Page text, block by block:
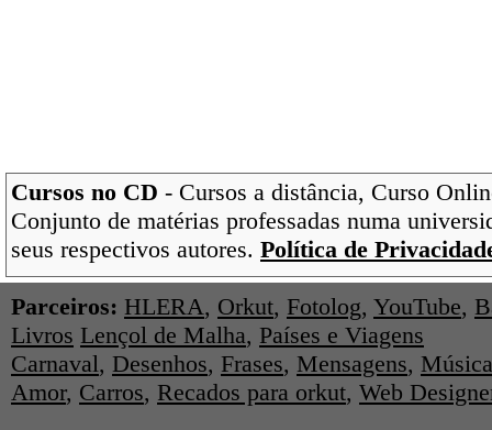
Cursos no CD - Cursos a distância, Curso
Conjunto de matérias professadas numa
seus respectivos autores. Política de
Parceiros: HLERA, Orkut, Fotolog, YouTube,
Livros Lençol de Malha, Países e Viagens
Carnaval, Desenhos, Frases, Mensagens,
Amor, Carros, Recados para orkut, Web